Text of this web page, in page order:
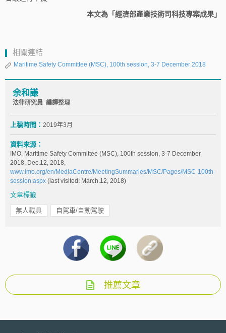
本文為「經濟部產業技術司科技專案成果」
相關連結
Maritime Safety Committee (MSC), 100th session, 3-7 December 2018
余和謙
法律研究員 編譯整理
上稿時間： 2019年3月
資料來源：
IMO, Maritime Safety Committee (MSC), 100th session, 3-7 December
2018, Dec.12, 2018,
www.imo.org/en/MediaCentre/MeetingSummaries/MSC/Pages/MSC-100th-
session.aspx (last visited: March.12, 2018)
文章標籤
無人載具 自駕車/自動駕駛
推薦文章